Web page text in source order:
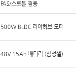
PAS/스로틀 겸용
500W BLDC 리어허브 모터
48V 15Ah 배터리 (삼성셀)